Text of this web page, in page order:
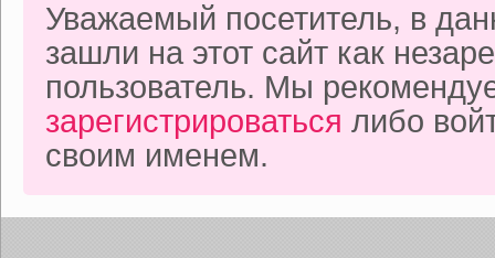
Уважаемый посетитель, в
зашли на этот сайт как
пользователь. Мы
зарегистрироваться либо
своим именем.